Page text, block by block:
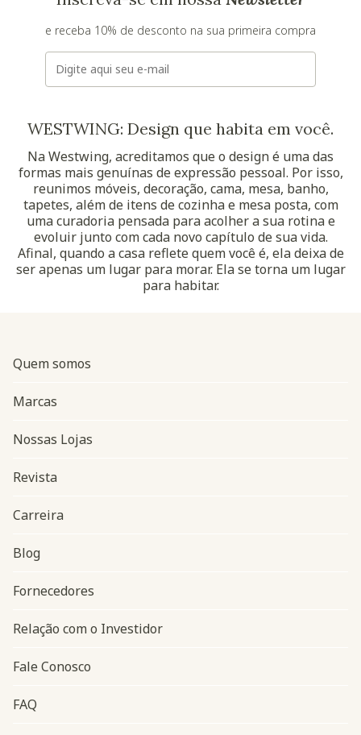
e receba 10% de desconto na sua primeira compra
E-mail
WESTWING: Design que habita em você.
Na Westwing, acreditamos que o design é uma das
formas mais genuínas de expressão pessoal. Por isso,
reunimos móveis, decoração, cama, mesa, banho,
tapetes, além de itens de cozinha e mesa posta, com
uma curadoria pensada para acolher a sua rotina e
evoluir junto com cada novo capítulo de sua vida.
Afinal, quando a casa reflete quem você é, ela deixa de
ser apenas um lugar para morar. Ela se torna um lugar
para habitar.
Navegação do rodapé
Quem somos
Marcas
Nossas Lojas
Revista
Carreira
Blog
Fornecedores
Relação com o Investidor
Fale Conosco
FAQ